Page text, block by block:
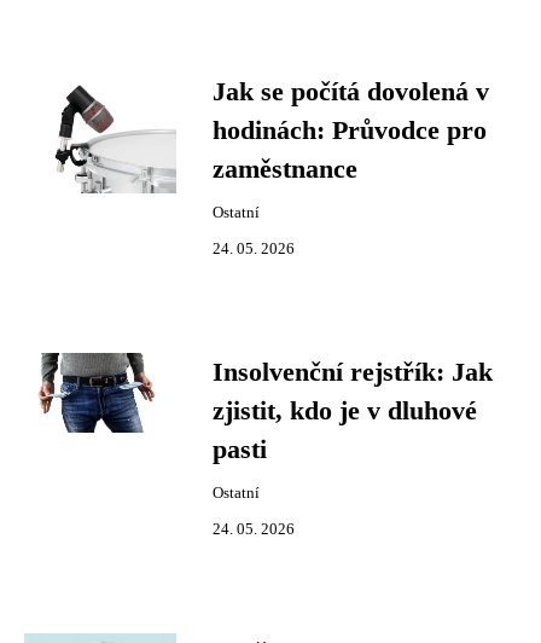
Jak se počítá dovolená v
hodinách: Průvodce pro
zaměstnance
Ostatní
24. 05. 2026
Insolvenční rejstřík: Jak
zjistit, kdo je v dluhové
pasti
Ostatní
24. 05. 2026